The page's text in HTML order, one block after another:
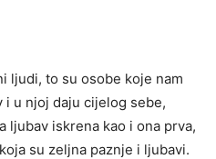
ljudi, to su osobe koje nam
i u njoj daju cijelog sebe,
ljubav iskrena kao i ona prva,
su zeljna paznje i ljubavi.